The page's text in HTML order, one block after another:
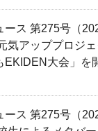
ース 第275号（
気アッププロジ
EKIDEN大会」を
ース 第275号（